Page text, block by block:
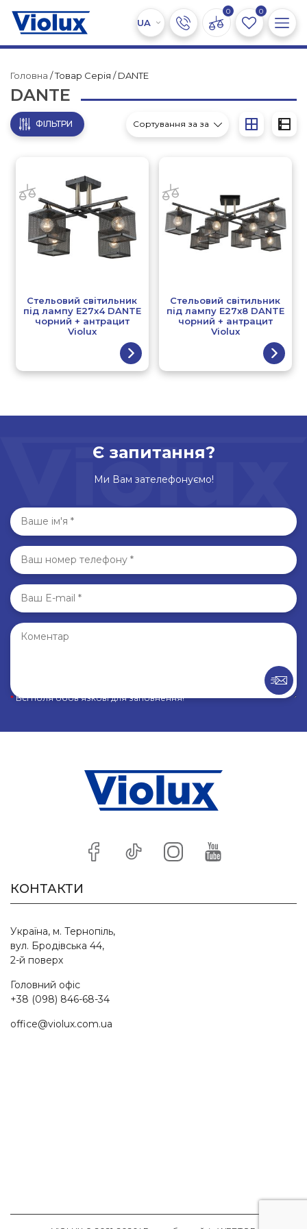
0 0
Головна / Товар Серія / DANTE
DANTE
ФІЛЬТРИ
Стельовий світильник
під лампу E27x4 DANTE
чорний + антрацит
Violux
Стельовий світильник
під лампу E27x8 DANTE
чорний + антрацит
Violux
Є запитання?
Ми Вам зателефонуємо!
*Всі поля обов’язкові для заповнення!
КОНТАКТИ
Україна, м. Тернопіль,
вул. Бродівська 44,
2-й поверх
Головний офіс
+38 (098) 846-68-34
office@violux.com.ua